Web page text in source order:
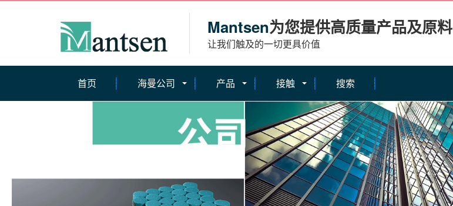
Mantsen为您提供高质量产品及原料
让我们触及的一切更具价值
首页 海曼公司 产品 接触 搜索